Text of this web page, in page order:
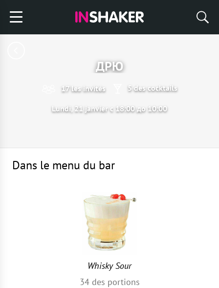
ДРЮ
17 les invités 5 des cocktails
Lundi, 21 janvier с 18:00 до 10:00
Dans le menu du bar
Whisky Sour
34des portions